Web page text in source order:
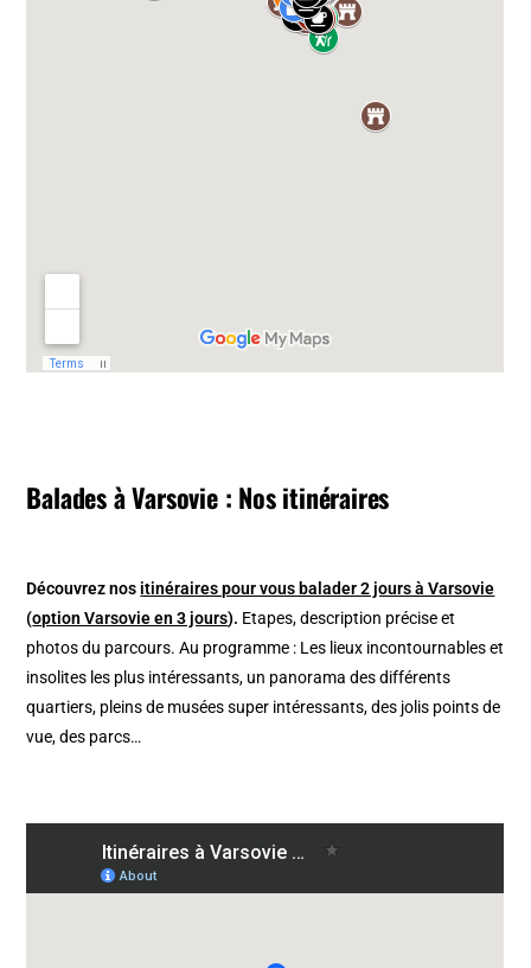
Balades à Varsovie : Nos itinéraires
Découvrez nos itinéraires pour vous balader 2 jours à Varsovie
(option Varsovie en 3 jours). Etapes, description précise et
photos du parcours. Au programme : Les lieux incontournables et
insolites les plus intéressants, un panorama des différents
quartiers, pleins de musées super intéressants, des jolis points de
vue, des parcs…